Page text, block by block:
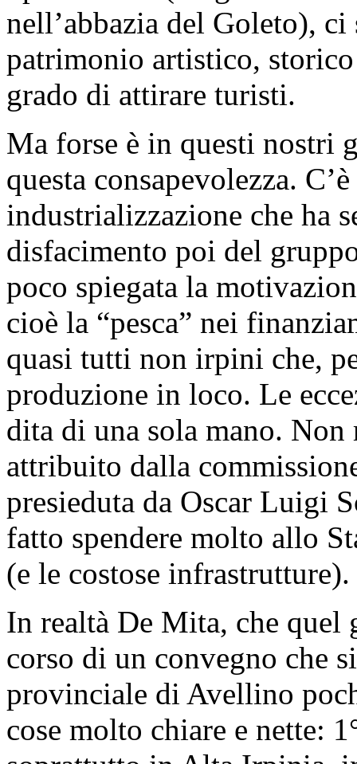
nell’abbazia del Goleto),
patrimonio artistico,
grado di attirare turisti.
Ma forse è in questi nostri
questa consapevolezza.
industrializzazione che ha
disfacimento poi del
poco spiegata la
cioè la “pesca” nei
quasi tutti non irpini che,
produzione in loco. Le
dita di una sola mano.
attribuito dalla
presieduta da Oscar Luigi
fatto spendere molto allo
(e le costose infrastrutture).
In realtà De Mita, che quel
corso di un convegno che
provinciale di Avellino
cose molto chiare e nette: